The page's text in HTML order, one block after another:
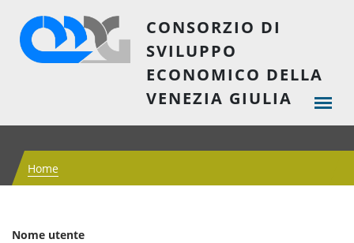
CONSORZIO DI
SVILUPPO
ECONOMICO DELLA
VENEZIA GIULIA
Home
Nome utente